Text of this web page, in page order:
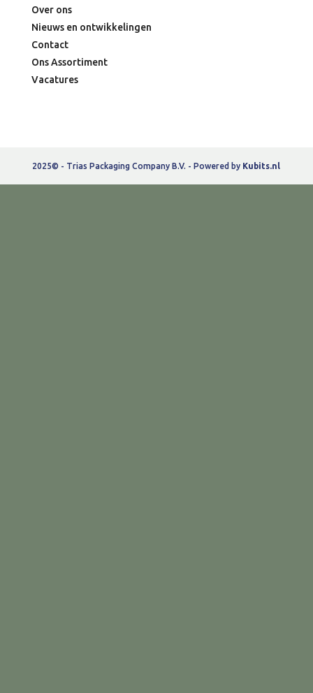
Over ons
Nieuws en ontwikkelingen
Contact
Ons Assortiment
Vacatures
2025© - Trias Packaging Company B.V. - Powered by Kubits.nl